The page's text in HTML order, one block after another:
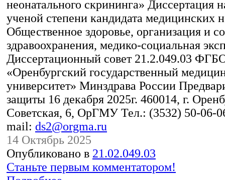
неонатального скрининга» Диссертация
ученой степени кандидата медицинских
Общественное здоровье, организация и
здравоохранения, медико-социальная
Диссертационный совет 21.2.049.03
«Оренбургский государственный
университет» Минздрава России
защиты 16 декабря 2025г. 460014, г.
Советская, 6, ОрГМУ Тел.: (3532) 50-06-
mail: ds2@orgma.ru
14 Октябрь 2025
Опубликовано в 21.02.049.03
Станьте первым комментатором!